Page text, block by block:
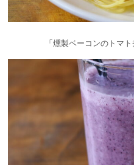
「燻製ベーコンのトマ